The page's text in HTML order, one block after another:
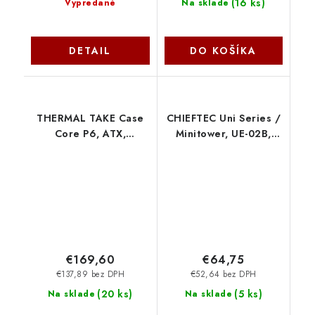
Vypredané
DETAIL
Na sklade (16 ks)
DO KOŠÍKA
THERMAL TAKE Case
Core P6, ATX,
Na sklade (20 ks)
€137,89 bez DPH
€169,60
CHIEFTEC Uni Series /
Minitower, UE-02B,
Na sklade (5 ks)
€52,64 bez DPH
€64,75